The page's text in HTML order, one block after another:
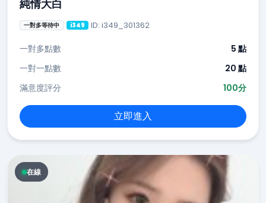
純情大白
一對多等待中 i349 ID: i349_301362
一對多點數
5 點
一對一點數
20 點
滿意度評分
100分
立即進入
在線